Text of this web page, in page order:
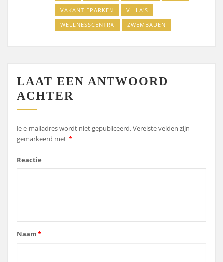
VAKANTIEPARKEN
VILLA'S
WELLNESSCENTRA
ZWEMBADEN
LAAT EEN ANTWOORD
ACHTER
Je e-mailadres wordt niet gepubliceerd.Vereiste velden zijn
gemarkeerd met *
Reactie
Naam*